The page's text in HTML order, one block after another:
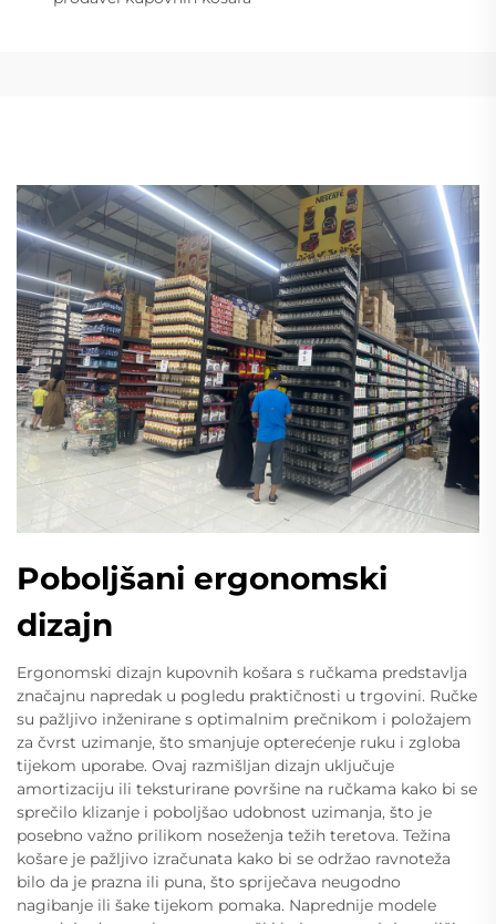
Poboljšani ergonomski
dizajn
Ergonomski dizajn kupovnih košara s ručkama predstavlja
značajnu napredak u pogledu praktičnosti u trgovini. Ručke
su pažljivo inženirane s optimalnim prečnikom i položajem
za čvrst uzimanje, što smanjuje opterećenje ruku i zgloba
tijekom uporabe. Ovaj razmišljan dizajn uključuje
amortizaciju ili teksturirane površine na ručkama kako bi se
sprečilo klizanje i poboljšao udobnost uzimanja, što je
posebno važno prilikom noseženja težih teretova. Težina
košare je pažljivo izračunata kako bi se održao ravnoteža
bilo da je prazna ili puna, što spriječava neugodno
nagibanje ili šake tijekom pomaka. Naprednije modele